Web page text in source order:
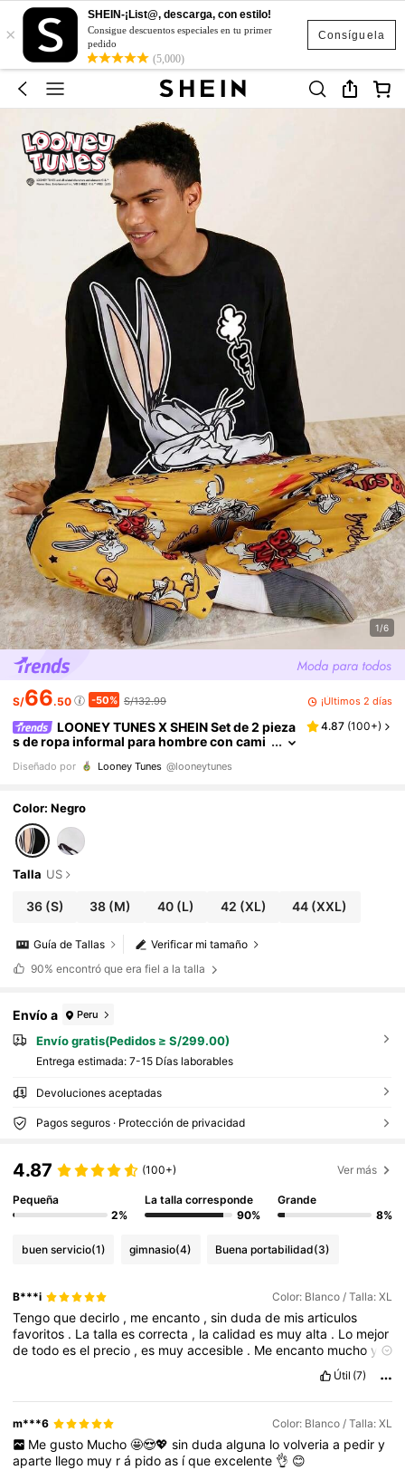
Consíguela
×
SHEIN-¡List@, descarga, con estilo!
Consigue descuentos especiales en tu primer
pedido
(5,000)
1/6
S/66.50 -50% S/132.99 ¡Últimos 2 días
LOONEY TUNES X SHEIN Set de 2 pieza
s de ropa informal para hombre con cami
trato y pantalones con estampado total
4.87 (100+)
Diseñado por Looney Tunes @looneytunes
Color: Negro
Talla US
36(S) 38 (M) 40(L) 42 (XL) 44 (XXL)
Verificar mi tamaño
Guía de Tallas
90% encontró que era fiel a la talla
Envío a Peru
Envío gratis(Pedidos ≥ S/299.00)
Entrega estimada: 7-15 Días laborables
Devoluciones aceptadas
Pagos seguros · Protección de privacidad
4.87 (100+) Ver más
Pequeña
2%
La talla corresponde
90%
Grande
8%
buen servicio(1) gimnasio(4) Buena portabilidad(3)
B***i Color: Blanco / Talla: XL
Tengoquedecirlo , meencanto ,sindudade misarticulos
favoritos . Latallaescorrecta , lacalidades muyalta . Lo mejor
detodoesel precio ,es muyaccesible . Meencanto muchoy
Útil (7)
m***6 Color: Blanco / Talla: XL
Me gusto Mucho 🤩😍💖 sin duda alguna lo volveria a pedir y
aparte llego muy rá pidoas íqueexcelente 👌 😊